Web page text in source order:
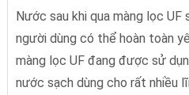
Nước sau khi qua màng lọc UF
người dùng có thể hoàn toàn
màng lọc UF đang được sử
nước sạch dùng cho rất nhiều